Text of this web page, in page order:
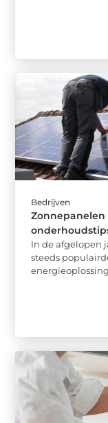
Bedrijven
Zonnepanelen
In de afgelopen
steeds